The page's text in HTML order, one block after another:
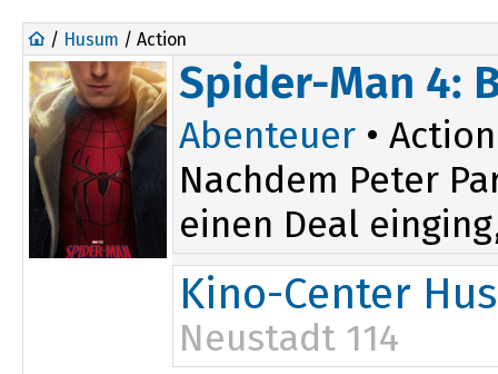
/ Husum / Action
Spider-Man 4:
Abenteuer •
Nachdem Peter
einen Deal
Kino-Center
Neustadt 114